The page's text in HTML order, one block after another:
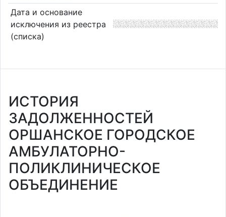
Дата и основание
исключения из реестра
(списка)
ИСТОРИЯ
ЗАДОЛЖЕННОСТЕЙ
ОРШАНСКОЕ ГОРОДСКОЕ
АМБУЛАТОРНО-
ПОЛИКЛИНИЧЕСКОЕ
ОБЪЕДИНЕНИЕ